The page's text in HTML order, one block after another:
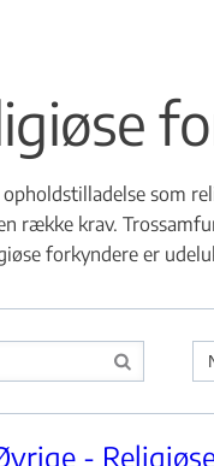
indrejse - Flere links
opholdstilladelse som
række krav.
forkyndere er
-